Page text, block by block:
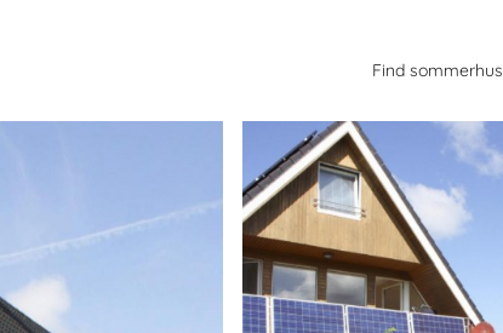
Find sommerhus